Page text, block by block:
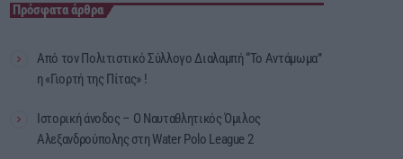
Πρόσφατα άρθρα
Από τον Πολιτιστικό Σύλλογο Διαλαμπή “Το Αντάμωμα”
η «Γιορτή της Πίτας» !
Ιστορική άνοδος – Ο Ναυταθλητικός Όμιλος
Αλεξανδρούπολης στη Water Polo League 2